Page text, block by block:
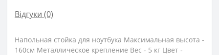
Відгуки (0)
Напольная стойка для ноутбука Максимальная высота -
160см Металлическое крепление Вес - 5 кг Цвет -